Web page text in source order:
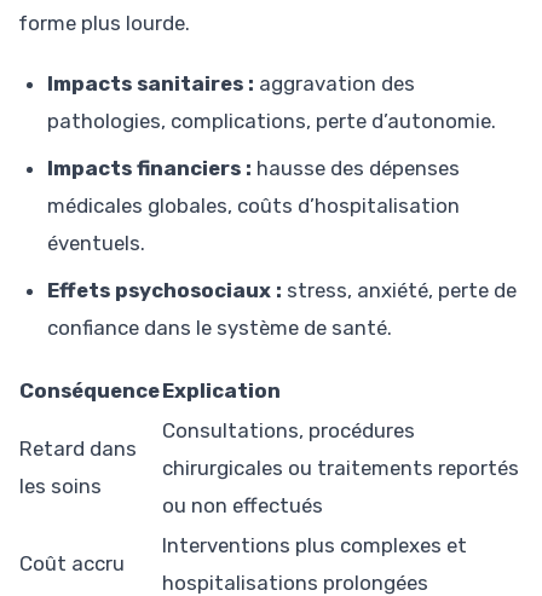
forme plus lourde.
Impacts sanitaires : aggravation des
pathologies, complications, perte d’autonomie.
Impacts financiers : hausse des dépenses
médicales globales, coûts d’hospitalisation
éventuels.
Effets psychosociaux : stress, anxiété, perte de
confiance dans le système de santé.
ConséquenceExplication
Retard dans
les soins
Consultations, procédures
chirurgicales ou traitements reportés
ou non effectués
Coût accru
Interventions plus complexes et
hospitalisations prolongées